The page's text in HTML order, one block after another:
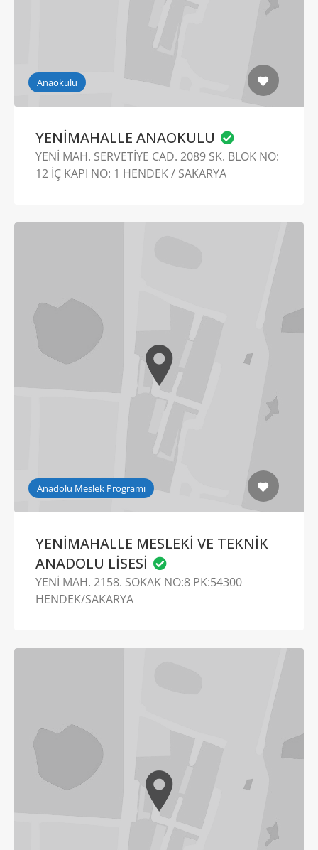
Anaokulu
YENİMAHALLE ANAOKULU
YENİ MAH. SERVETİYE CAD. 2089 SK. BLOK NO:
12 İÇ KAPI NO: 1 HENDEK / SAKARYA
Anadolu Meslek Programı
YENİMAHALLE MESLEKİ VE TEKNİK
ANADOLU LİSESİ
YENİ MAH. 2158. SOKAK NO:8 PK:54300
HENDEK/SAKARYA